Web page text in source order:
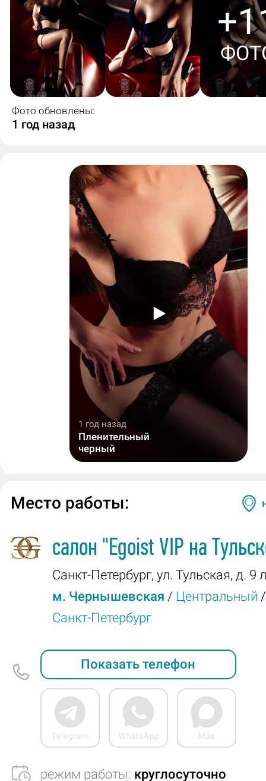
Фото обновлены:
1 год назад
1 год назад
Пленительный
черный
Место работы:
салон "Egoist VIP на
Санкт-Петербург, ул. Тульская, д. 9
м. Чернышевская / Центральный /
Санкт-Петербург
Показать телефон
режим работы: круглосуточно